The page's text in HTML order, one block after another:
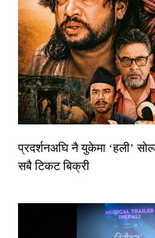
प्रदर्शनअघि नै युकेमा ‘हली’
सबै टिकट बिक्री